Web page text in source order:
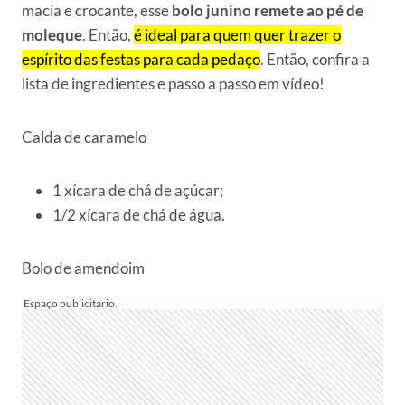
macia e crocante, essebolo junino remete ao pé de
moleque. Então,é ideal para quem quer trazer o
espírito das festas para cada pedaço. Então, confira a
lista de ingredientes e passo a passo em vídeo!
Calda de caramelo
1 xícara de chá de açúcar;
1/2 xícara de chá de água.
Bolo de amendoim